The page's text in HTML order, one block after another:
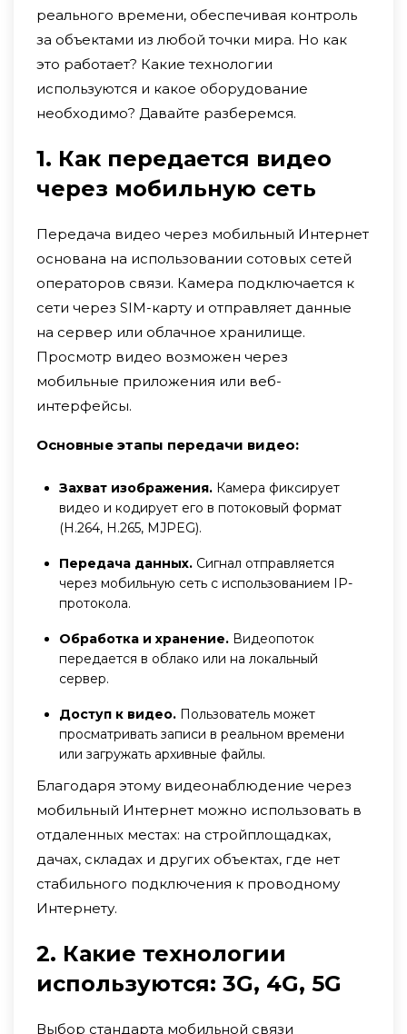
реального времени, обеспечивая контроль
за объектами из любой точки мира. Но как
это работает? Какие технологии
используются и какое оборудование
необходимо? Давайте разберемся.
1. Как передается видео
через мобильную сеть
Передача видео через мобильный Интернет
основана на использовании сотовых сетей
операторов связи. Камера подключается к
сети через SIM-карту и отправляет данные
на сервер или облачное хранилище.
Просмотр видео возможен через
мобильные приложения или веб-
интерфейсы.
Основные этапы передачи видео:
Захват изображения. Камера фиксирует
видео и кодирует его в потоковый формат
(H.264, H.265, MJPEG).
Передача данных. Сигнал отправляется
через мобильную сеть с использованием IP-
протокола.
Обработка и хранение. Видеопоток
передается в облако или на локальный
сервер.
Доступ к видео. Пользователь может
просматривать записи в реальном времени
или загружать архивные файлы.
Благодаря этому видеонаблюдение через
мобильный Интернет можно использовать в
отдаленных местах: на стройплощадках,
дачах, складах и других объектах, где нет
стабильного подключения к проводному
Интернету.
2. Какие технологии
используются: 3G, 4G, 5G
Выбор стандарта мобильной связи